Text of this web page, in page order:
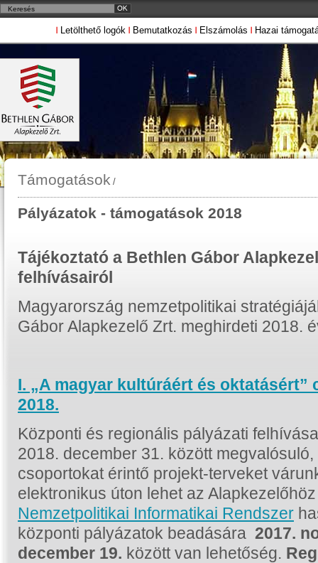
Letölthető logók Bemutatkozás Elszámolás Hazai
Támogatások /
Pályázatok - támogatások 2018
Tájékoztató a Bethlen Gábor
felhívásairól
Magyarország nemzetpolitikai
Gábor Alapkezelő Zrt. meghirdeti 2018.
I. „A magyar kultúráért és oktatásért”
2018.
Központi és regionális pályázati
2018. december 31. között
csoportokat érintő projekt-terveket
elektronikus úton lehet az
Nemzetpolitikai Informatikai Rendszer
központi pályázatok beadására 2017.
december 19. között van lehetőség.